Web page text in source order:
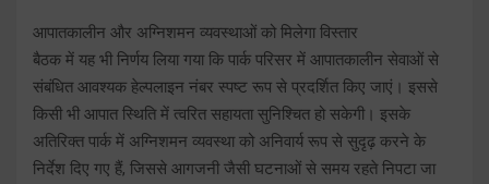
आपातकालीन और अग्निशमन व्यवस्थाओं को मिलेगा विस्तार
बैठक में यह भी निर्णय लिया गया कि पार्क परिसर में आपातकालीन सेवाओं से
संबंधित आवश्यक हेल्पलाइन नंबर स्पष्ट रूप से प्रदर्शित किए जाएं। इससे
किसी भी आपात स्थिति में त्वरित सहायता सुनिश्चित हो सकेगी। इसके
अतिरिक्त पार्क में अग्निशमन व्यवस्था को अनिवार्य रूप से सुदृढ़ करने के
निर्देश दिए गए हैं, जिससे आगजनी जैसी घटनाओं से समय रहते निपटा जा